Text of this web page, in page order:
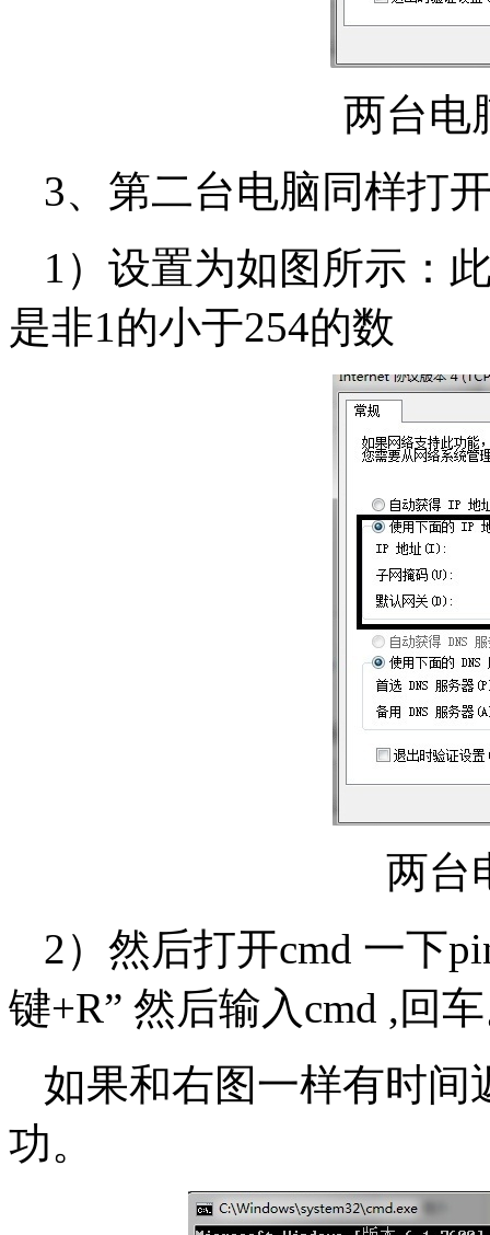
两台电
3、第二台电脑同样打
1）设置为如图所示：
是非1的小于254的数
两台
2）然后打开cmd 一下
键+R” 然后输入cmd ,回
如果和右图一样有时间
功。